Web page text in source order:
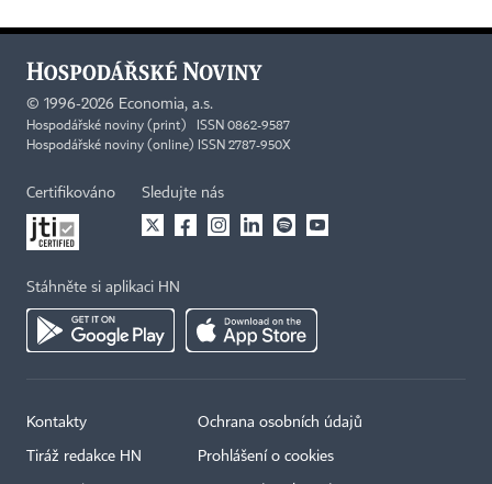
© 1996-2026 Economia, a.s.
Hospodářské noviny (print) ISSN 0862-9587
Hospodářské noviny (online) ISSN 2787-950X
Certifikováno Sledujte nás
Stáhněte si aplikaci HN
Kontakty
Tiráž redakce HN
Ochrana osobních údajů
Prohlášení o cookies